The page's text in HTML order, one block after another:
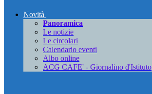
Novità
Panoramica
Le notizie
Le circolari
Calendario eventi
Albo online
ACG CAFE' - Giornalino d'Istituto